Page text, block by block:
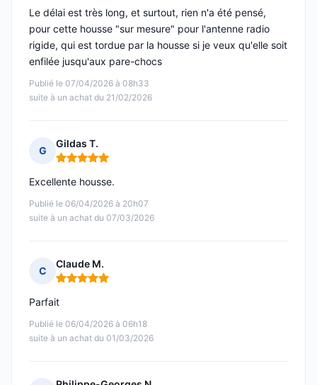
Publié le 07/04/2026 à 08h33
suite à un achat du 21/02/2026
Le délai est très long, et surtout, rien n'a été pensé,
pour cette housse "sur mesure" pour l'antenne radio
rigide, qui est tordue par la housse si je veux qu'elle soit
enfilée jusqu'aux pare-chocs
G
Gildas T.
Note : 5 sur 5
Publié le 06/04/2026 à 20h07
suite à un achat du 07/03/2026
Excellente housse.
C
Claude M.
Note : 5 sur 5
Publié le 06/04/2026 à 06h18
suite à un achat du 01/03/2026
Parfait